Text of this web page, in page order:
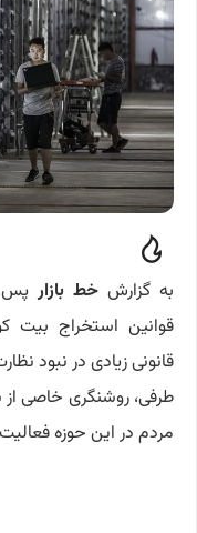
به گزارش خط بازارپس
قوانین استخراج
قانونی زیادی در نبود
طرفی، روشنگری خاصی
مردم در این حوزه